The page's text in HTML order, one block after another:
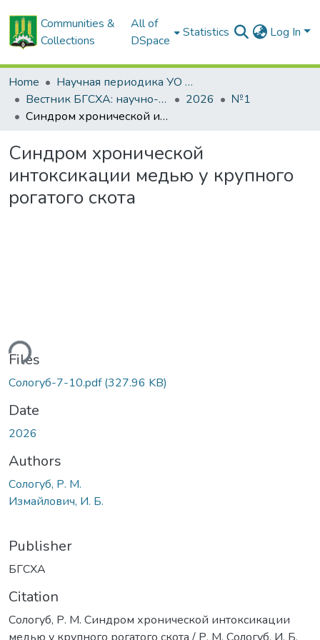
Communities &
Collections
All of
DSpace
Statistics Log In
Home
Научная периодика УО БГСХА
Вестник БГСХА: научно-методический журнал Белорусской государственной сельскохозяйственной академии
2026
№1
Синдрoм хронической интоксикации медью у крупного рoгатoгo скoта
Синдрoм хронической
интоксикации медью у крупного
рoгатoгo скoта
Files
Сологуб-7-10.pdf(327.96 KB)
Date
2026
Authors
Сологуб, Р. М.
Измайлович, И. Б.
Publisher
БГСХА
Citation
Сологуб, Р. М. Синдрoм хронической интоксикации